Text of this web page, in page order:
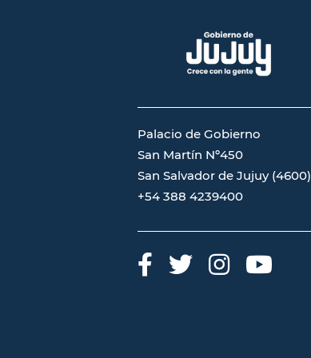
Palacio de Gobierno
San Martín Nº450
San Salvador de Jujuy (4600)
+54 388 4239400